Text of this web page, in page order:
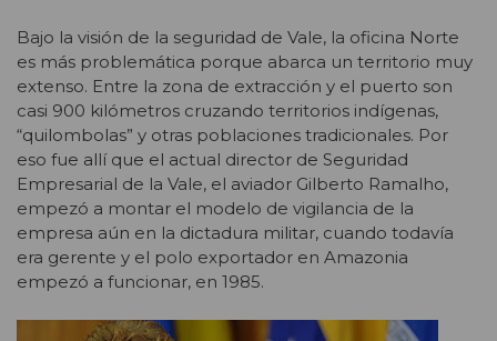
Bajo la visión de la seguridad de Vale, la oficina Norte
es más problemática porque abarca un territorio muy
extenso. Entre la zona de extracción y el puerto son
casi 900 kilómetros cruzando territorios indígenas,
“quilombolas” y otras poblaciones tradicionales. Por
eso fue allí que el actual director de Seguridad
Empresarial de la Vale, el aviador Gilberto Ramalho,
empezó a montar el modelo de vigilancia de la
empresa aún en la dictadura militar, cuando todavía
era gerente y el polo exportador en Amazonia
empezó a funcionar, en 1985.